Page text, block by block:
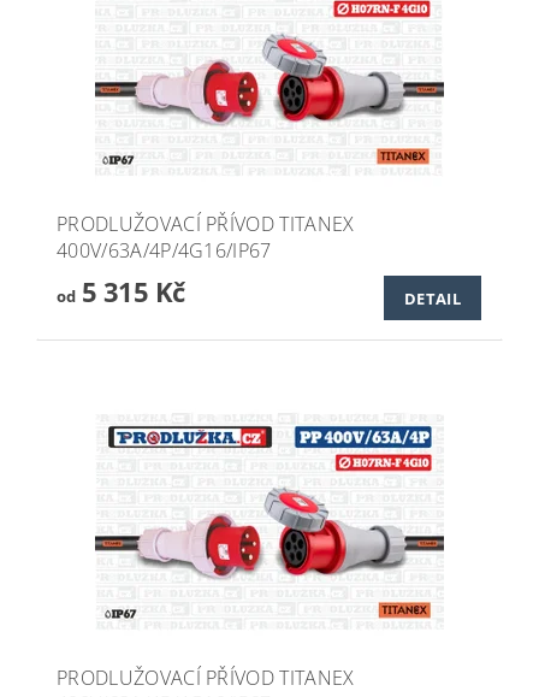
PRODLUŽOVACÍ PŘÍVOD TITANEX
400V/63A/4P/4G16/IP67
od5 315 Kč DETAIL
PRODLUŽOVACÍ PŘÍVOD TITANEX